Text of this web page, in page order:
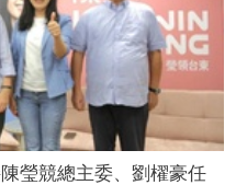
瑩競總主委、劉櫂豪任